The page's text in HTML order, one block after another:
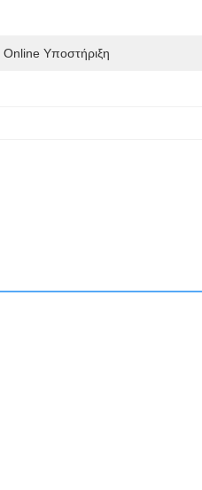
Online Υποστήριξη